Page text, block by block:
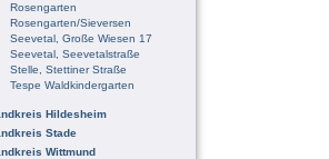
Rosengarten
Rosengarten/Sieversen
Seevetal, Große Wiesen 17
Seevetal, Seevetalstraße
Stelle, Stettiner Straße
Tespe Waldkindergarten
Hildesheim
Stade
Wittmund